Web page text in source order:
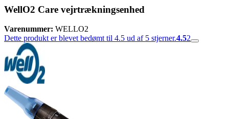
WellO2 Care vejrtrækningsenhed
Varenummer: WELLO2
Dette produkt er blevet bedømt til 4.5 ud af 5 stjerner.4.52